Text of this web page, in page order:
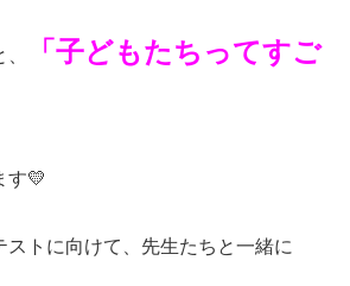
「子どもたちってすご
す💛
ストに向けて、先生たちと一緒に